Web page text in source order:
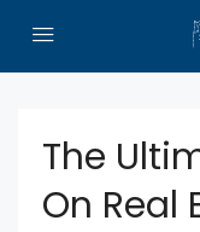
The
On Real